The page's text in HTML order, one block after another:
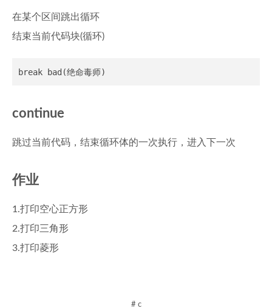
在某个区间跳出循环
结束当前代码块(循环)
continue
跳过当前代码，结束循环体的一次执行，进入下一次
作业
1.打印空心正方形
2.打印三角形
3.打印菱形
# c